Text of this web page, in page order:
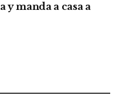
y manda a casa a